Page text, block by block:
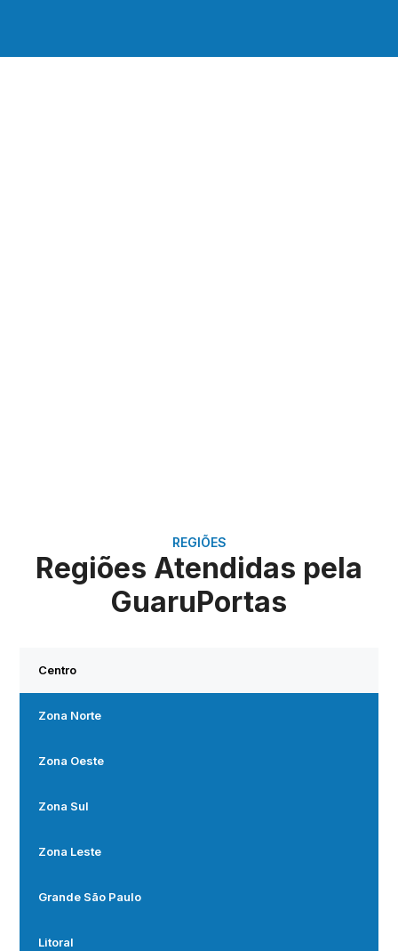
REGIÕES
Regiões Atendidas pela
GuaruPortas
Centro
Zona Norte
Zona Oeste
Zona Sul
Zona Leste
Grande São Paulo
Litoral